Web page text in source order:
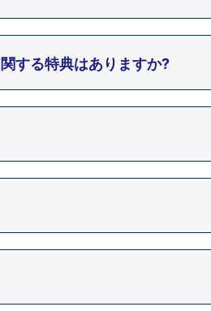
する特典はありますか?